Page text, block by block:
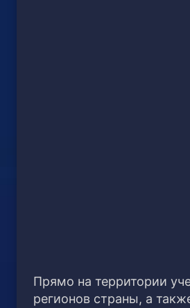
Прямо на территории
регионов страны, а